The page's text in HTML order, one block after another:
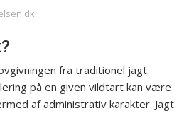
fra traditionel jagt.
på en given vildtart kan være
af administrativ karakter. Jagt